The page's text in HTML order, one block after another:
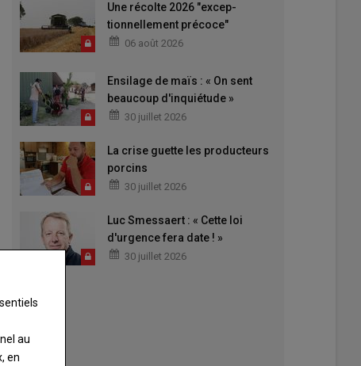
Une récolte 2026 "excep-
tionnellement précoce"
06 août 2026
Ensilage de maïs : « On sent
beaucoup d'inquiétude »
30 juillet 2026
La crise guette les producteurs
porcins
30 juillet 2026
Luc Smessaert : « Cette loi
d'urgence fera date ! »
30 juillet 2026
au
en